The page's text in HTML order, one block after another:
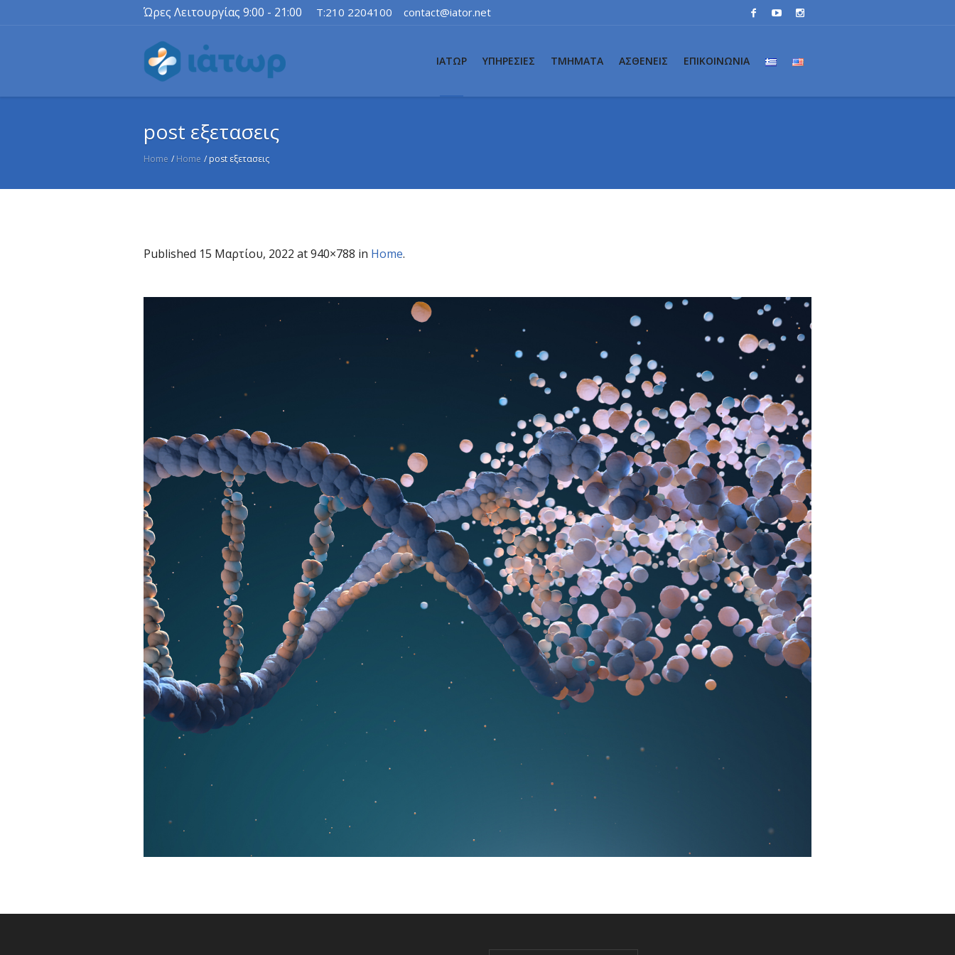
Ώρες Λειτουργίας 9:00 - 21:00 T:210 2204100 contact@iator.net
ΙΑΤΩΡ ΥΠΗΡΕΣΙΕΣ ΤΜΗΜΑΤΑ ΑΣΘΕΝΕΙΣ ΕΠΙΚΟΙΝΩΝΙΑ
post εξετασεις
Home / Home / post εξετασεις
Published 15 Μαρτίου, 2022 at 940×788 in Home.